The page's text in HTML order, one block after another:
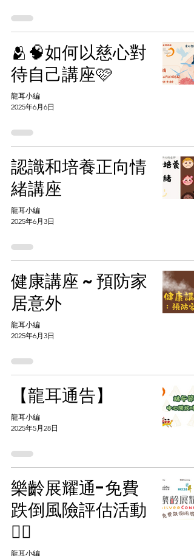
🫂🧠如何以慈心對
待自己講座🩷
龍耳小編
2025年6月6日
認識和培養正向情
緒講座
龍耳小編
2025年6月3日
健康講座 ~ 預防家
居意外
龍耳小編
2025年6月3日
【龍耳通告】
龍耳小編
2025年5月28日
樂齡展耀通-免費
跌倒風險評估活動
🏃‍♂️
龍耳小編